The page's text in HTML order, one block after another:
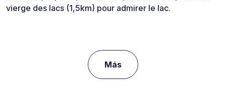
vierge des lacs (1,5km) pour admirer le lac.
Más